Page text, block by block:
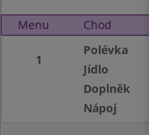
Menu Chod
1
Polévka
Jídlo
Doplněk
Nápoj